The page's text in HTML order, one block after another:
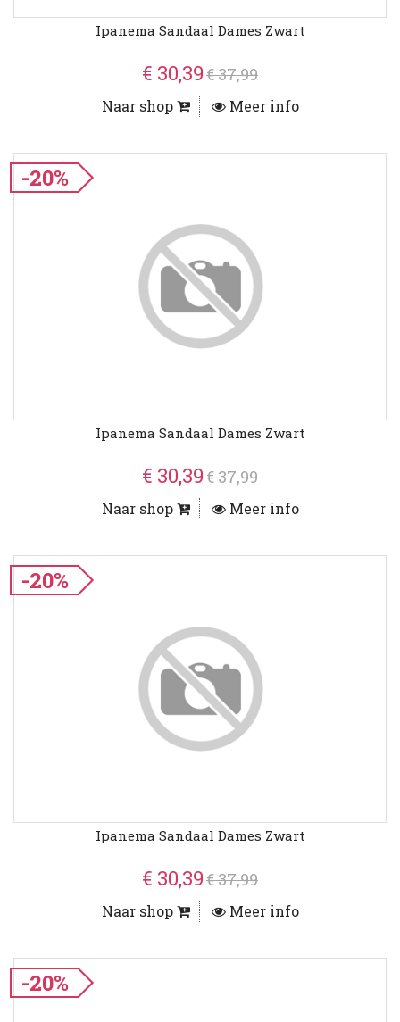
Ipanema Sandaal Dames Zwart
€ 30,39€ 37,99
Naar shop Meer info
-20%
Ipanema Sandaal Dames Zwart
€ 30,39€ 37,99
Naar shop Meer info
-20%
Ipanema Sandaal Dames Zwart
€ 30,39€ 37,99
Naar shop Meer info
-20%